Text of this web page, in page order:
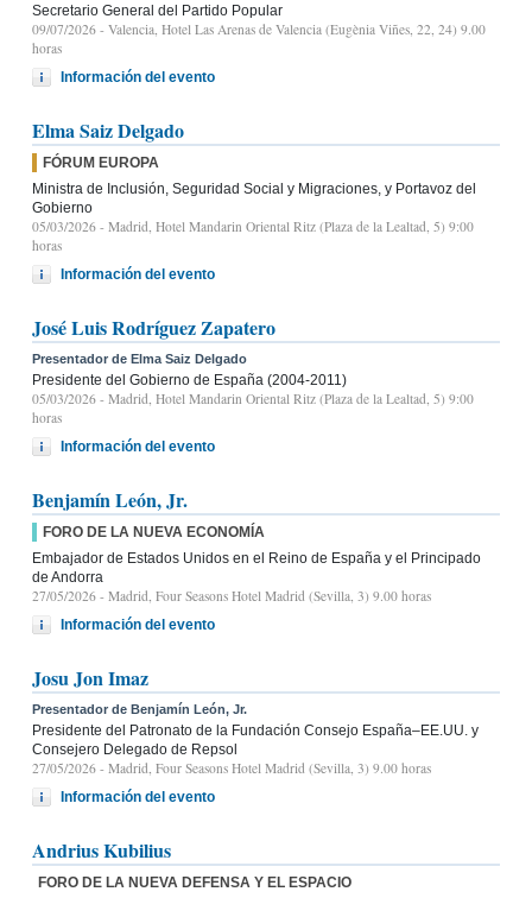
Secretario General del Partido Popular
09/07/2026 - Valencia, Hotel Las Arenas de Valencia (Eugènia Viñes, 22, 24) 9.00
horas
Información del evento
Elma Saiz Delgado
FÓRUM EUROPA
Ministra de Inclusión, Seguridad Social y Migraciones, y Portavoz del
Gobierno
05/03/2026 - Madrid, Hotel Mandarin Oriental Ritz (Plaza de la Lealtad, 5) 9:00
horas
Información del evento
José Luis Rodríguez Zapatero
Presentador de Elma Saiz Delgado
Presidente del Gobierno de España (2004-2011)
05/03/2026 - Madrid, Hotel Mandarin Oriental Ritz (Plaza de la Lealtad, 5) 9:00
horas
Información del evento
Benjamín León, Jr.
FORO DE LA NUEVA ECONOMÍA
Embajador de Estados Unidos en el Reino de España y el Principado
de Andorra
27/05/2026 - Madrid, Four Seasons Hotel Madrid (Sevilla, 3) 9.00 horas
Información del evento
Josu Jon Imaz
Presentador de Benjamín León, Jr.
Presidente del Patronato de la Fundación Consejo España–EE.UU. y
Consejero Delegado de Repsol
27/05/2026 - Madrid, Four Seasons Hotel Madrid (Sevilla, 3) 9.00 horas
Información del evento
Andrius Kubilius
FORO DE LA NUEVA DEFENSA Y EL ESPACIO